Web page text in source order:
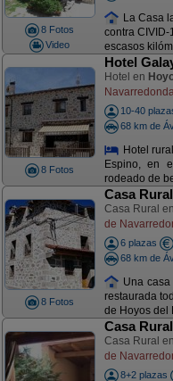
8 Fotos
Video
La Casa
contra
escasos
8 Fotos
Hotel
Hotel en
10-40
68 km de
Hotel
Espino, en
rodeado de
8 Fotos
Casa
Casa Rural en
de
6 plazas
68 km de
Una
restaurada
de Hoyos del
Casa
Casa Rural en
de
8+2 plazas